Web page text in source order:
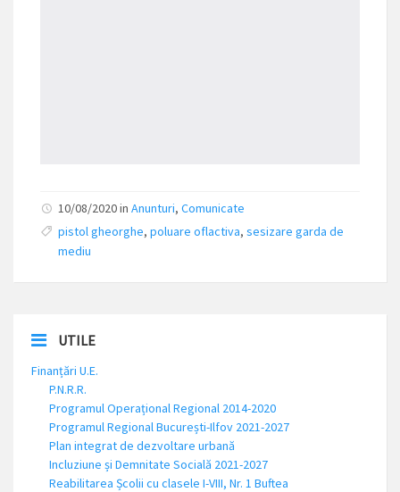
10/08/2020 in Anunturi, Comunicate
pistol gheorghe, poluare oflactiva, sesizare garda de
mediu
UTILE
Finanțări U.E.
P.N.R.R.
Programul Operațional Regional 2014-2020
Programul Regional București-Ilfov 2021-2027
Plan integrat de dezvoltare urbană
Incluziune și Demnitate Socială 2021-2027
Reabilitarea Școlii cu clasele I-VIII, Nr. 1 Buftea